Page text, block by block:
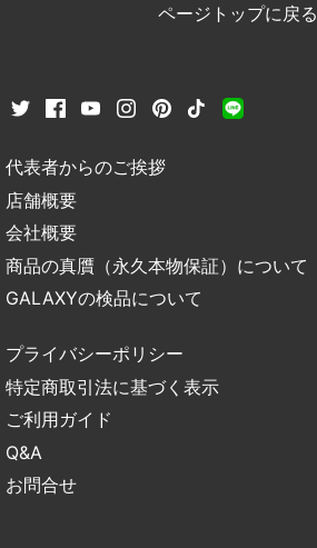
ページトップに戻る
代表者からのご挨拶
店舗概要
会社概要
商品の真贋（永久本物保証）について
GALAXYの検品について
プライバシーポリシー
特定商取引法に基づく表示
ご利用ガイド
Q&A
お問合せ